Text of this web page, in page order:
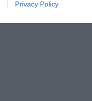
Privacy Policy